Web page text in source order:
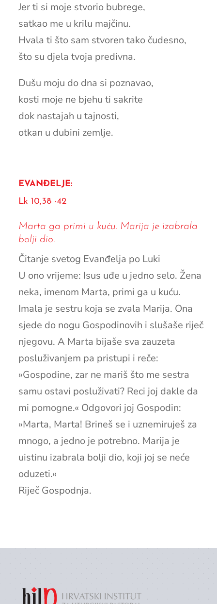
Jer ti si moje stvorio bubrege,
satkao me u krilu majčinu.
Hvala ti što sam stvoren tako čudesno,
što su djela tvoja predivna.
Dušu moju do dna si poznavao,
kosti moje ne bjehu ti sakrite
dok nastajah u tajnosti,
otkan u dubini zemlje.
EVANĐELJE:
Lk 10,38 -42
Marta ga primi u kuću. Marija je izabrala
bolji dio.
Čitanje svetog Evanđelja po Luki
U ono vrijeme: Isus uđe u jedno selo. Žena
neka, imenom Marta, primi ga u kuću.
Imala je sestru koja se zvala Marija. Ona
sjede do nogu Gospodinovih i slušaše riječ
njegovu. A Marta bijaše sva zauzeta
posluživanjem pa pristupi i reče:
»Gospodine, zar ne mariš što me sestra
samu ostavi posluživati? Reci joj dakle da
mi pomogne.« Odgovori joj Gospodin:
»Marta, Marta! Brineš se i uznemiruješ za
mnogo, a jedno je potrebno. Marija je
uistinu izabrala bolji dio, koji joj se neće
oduzeti.«
Riječ Gospodnja.